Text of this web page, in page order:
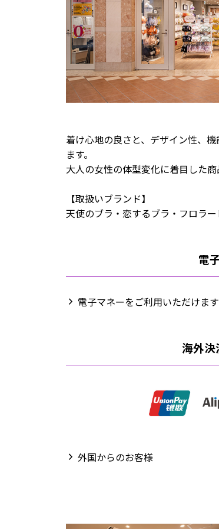
着け心地の良さと、デザイン性、
ます。
大人の女性の体型変化に着目した
【取扱いブランド】
天使のブラ・恋するブラ・フロラ
電
電子マネーをご利用いただけます
海外決
外国からのお客様